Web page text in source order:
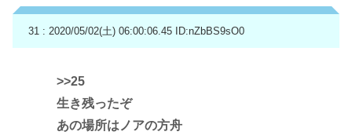
31 : 2020/05/02(土) 06:00:06.45 ID:nZbBS9sO0
>>25
生き残ったぞ
あの場所はノアの方舟